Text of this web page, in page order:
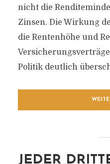
nicht die
Zinsen. Die Wirkung
die Rentenhöhe und
Politik deutlich
JEDER